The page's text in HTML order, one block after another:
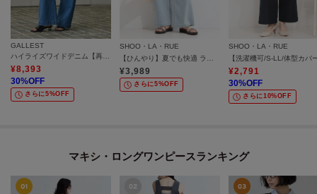
GALLEST
ハイライズワイドデニム【再入荷／マシンウォッシャブル】
¥8,393
30%OFF
さらに5%OFF
SHOO・LA・RUE
【ひんやり】夏でも快適 ライトオンスデニムワイドパンツ
¥3,989
さらに5%OFF
SHOO・LA・RUE
¥2,791
30%OFF
さらに10%OFF
マキシ・ロングワンピースランキング